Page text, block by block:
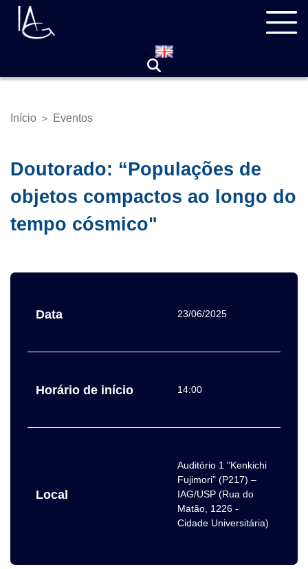
Pular
para
Trilha
Início > Eventos
Doutorado: “Populações de
objetos compactos ao longo do
tempo cósmico"
Data 23/06/2025
Horário de início 14:00
Local
Auditório 1 "Kenkichi
Fujimori" (P217) –
IAG/USP (Rua do
Matão, 1226 -
Cidade Universitária)